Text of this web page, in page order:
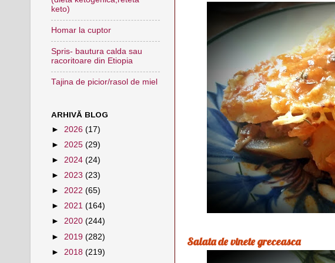
Salata de vinete greceasca
keto)
Homar la cuptor
Spris- bautura calda sau
racoritoare din Etiopia
Tajina de picior/rasol de miel
ARHIVĂ BLOG
► 2026 (17)
► 2025 (29)
► 2024 (24)
► 2023 (23)
► 2022 (65)
► 2021 (164)
► 2020 (244)
► 2019 (282)
► 2018 (219)